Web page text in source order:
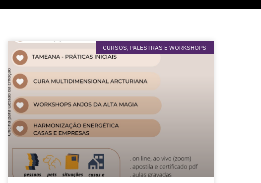
CURSOS, PALESTRAS E WORKSHOPS